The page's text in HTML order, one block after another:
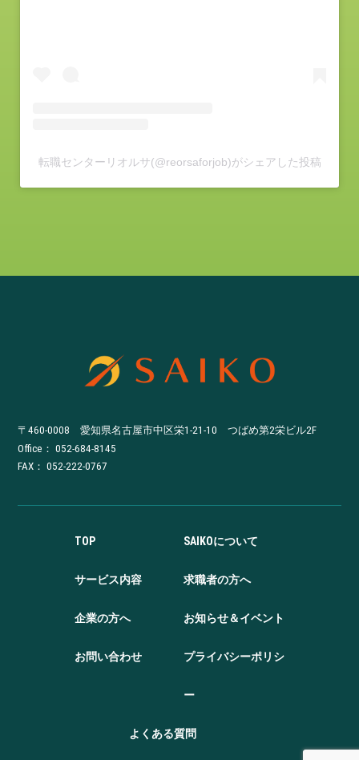
転職センターリオルサ(@reorsaforjob)がシェアした投稿
〒460-0008 愛知県名古屋市中区栄1-21-10 つばめ第2栄ビル2F
Office：052-684-8145
FAX： 052-222-0767
TOP SAIKOについて
サービス内容 求職者の方へ
企業の方へ お知らせ＆イベント
お問い合わせ プライバシーポリシ
ー
よくある質問